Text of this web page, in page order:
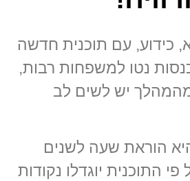
כידוע, עם תוכנית חדשה
נטו למשפחות רבות,
מהמהלך יש לשים לב
הוראת שעה לשנים
ו-2018. על פי התוכנית יוגדלו נקודות